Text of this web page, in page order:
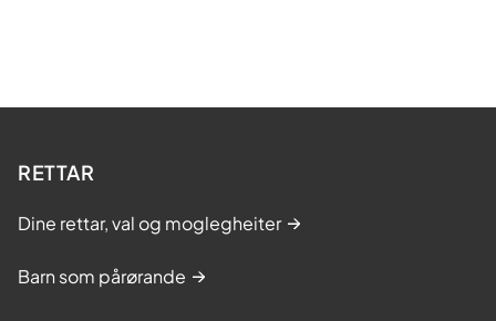
RETTAR
Dine rettar, val og moglegheiter
Barn som pårørande